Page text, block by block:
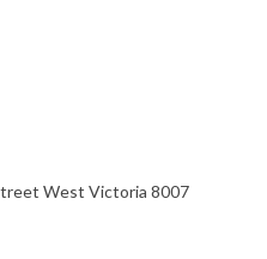
West Victoria 8007